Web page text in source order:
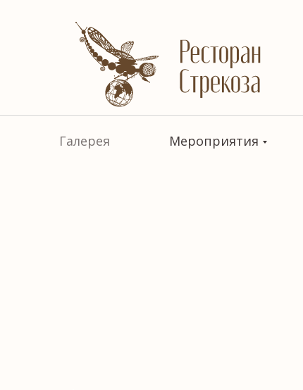
Галерея Мероприятия